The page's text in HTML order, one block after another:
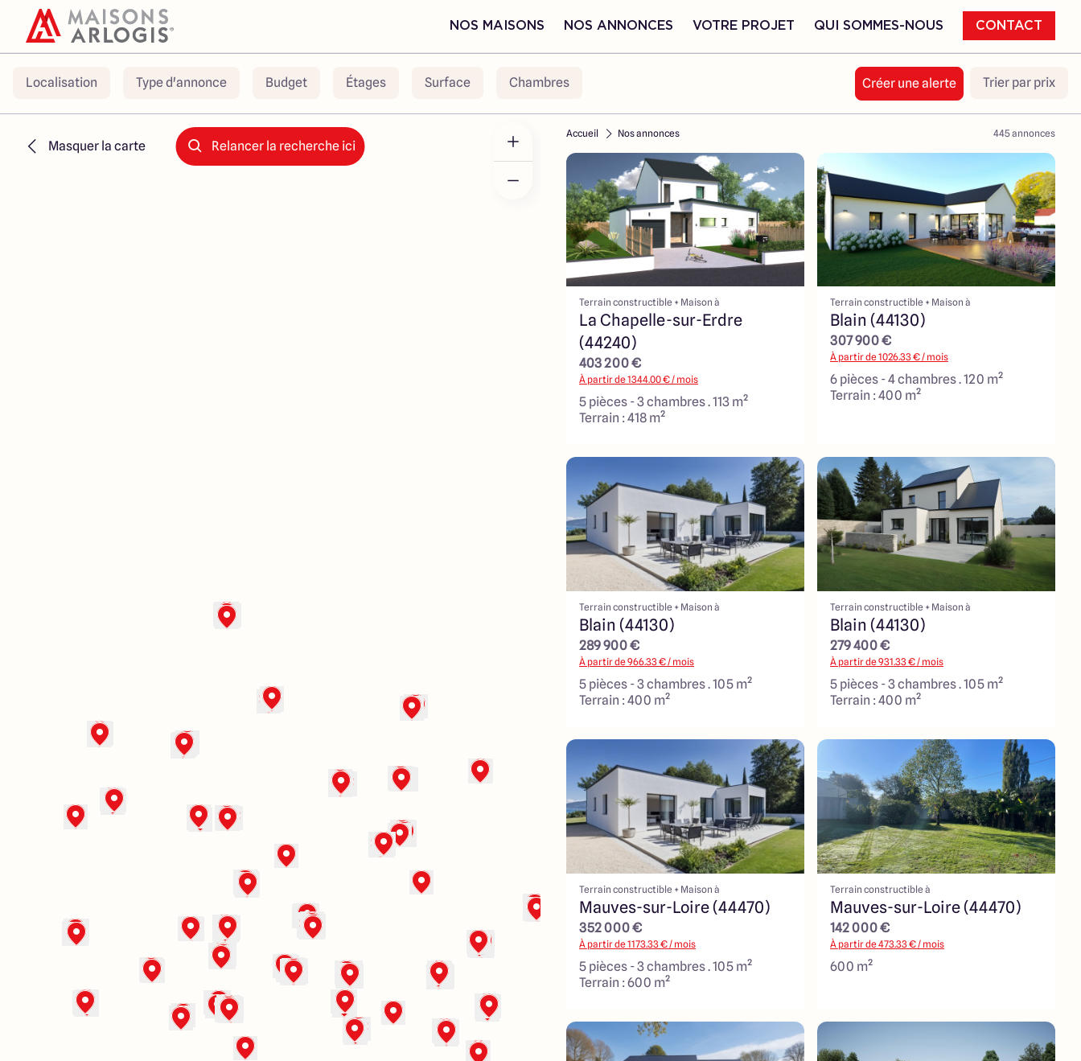
NOS MAISONS NOS ANNONCES VOTRE PROJET QUI SOMMES-NOUS CONTACT
Localisation Type d'annonce Budget Étages Surface Chambres Créer une alerte Trier par prix
Masquer la carte Relancer la recherche ici
Accueil Nos annonces 445annonces
Terrain constructible + Maison à
La Chapelle-sur-Erdre
(44240)
403 200 €
À partir de1344.00€ / mois
5 pièces - 3 chambres . 113 m²
Terrain : 418 m²
Terrain constructible + Maison à
Blain (44130)
307 900 €
À partir de1026.33€ / mois
6 pièces - 4 chambres . 120 m²
Terrain : 400 m²
Terrain constructible + Maison à
Blain (44130)
289 900 €
À partir de966.33€ / mois
5 pièces - 3 chambres . 105 m²
Terrain : 400 m²
Terrain constructible + Maison à
Blain (44130)
279 400 €
À partir de931.33€ / mois
5 pièces - 3 chambres . 105 m²
Terrain : 400 m²
Terrain constructible + Maison à
Mauves-sur-Loire (44470)
352 000 €
À partir de1173.33€ / mois
5 pièces - 3 chambres . 105 m²
Terrain : 600 m²
Terrain constructible à
Mauves-sur-Loire (44470)
142 000 €
À partir de473.33€ / mois
600 m²